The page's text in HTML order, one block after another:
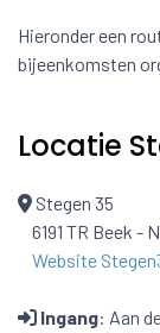
Hieronder een
bijeenkomsten
Locatie
Stegen 35
6191 TR Beek -
Website
Ingang: Aan